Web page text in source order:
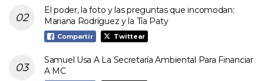
El poder, la foto y las preguntas que incomodan:
Mariana Rodríguez y la Tía Paty
Compartir Twittear
Samuel Usa A La Secretaría Ambiental Para Financiar
A MC